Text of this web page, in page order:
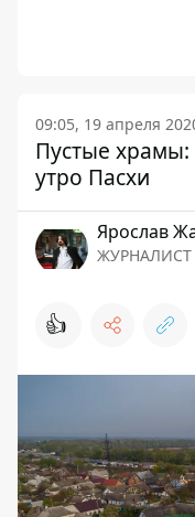
09:05, 19 апреля
Пустые храмы:
утро Пасхи
Ярослав
ЖУРНАЛИСТ
👍